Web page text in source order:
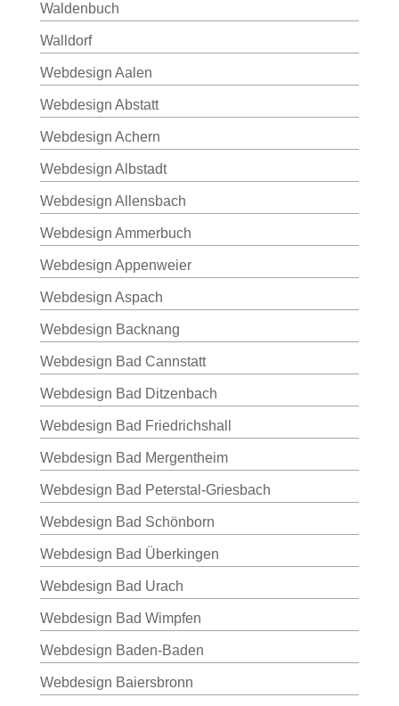
Waldenbuch
Walldorf
Webdesign Aalen
Webdesign Abstatt
Webdesign Achern
Webdesign Albstadt
Webdesign Allensbach
Webdesign Ammerbuch
Webdesign Appenweier
Webdesign Aspach
Webdesign Backnang
Webdesign Bad Cannstatt
Webdesign Bad Ditzenbach
Webdesign Bad Friedrichshall
Webdesign Bad Mergentheim
Webdesign Bad Peterstal-Griesbach
Webdesign Bad Schönborn
Webdesign Bad Überkingen
Webdesign Bad Urach
Webdesign Bad Wimpfen
Webdesign Baden-Baden
Webdesign Baiersbronn